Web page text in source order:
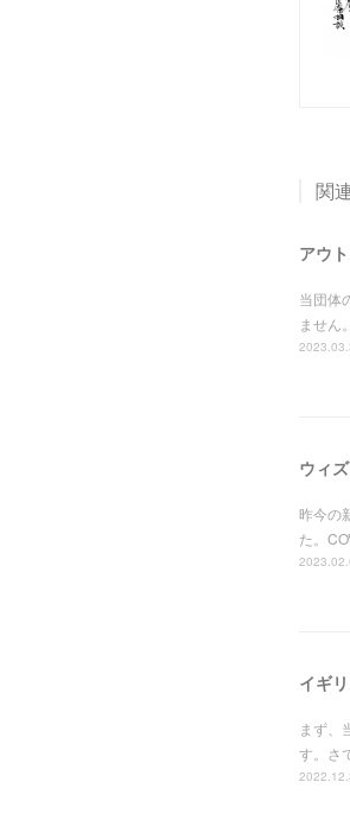
関
アウ
当団体
ません
ウィ
昨今の
た。
イギ
まず、
す。さ